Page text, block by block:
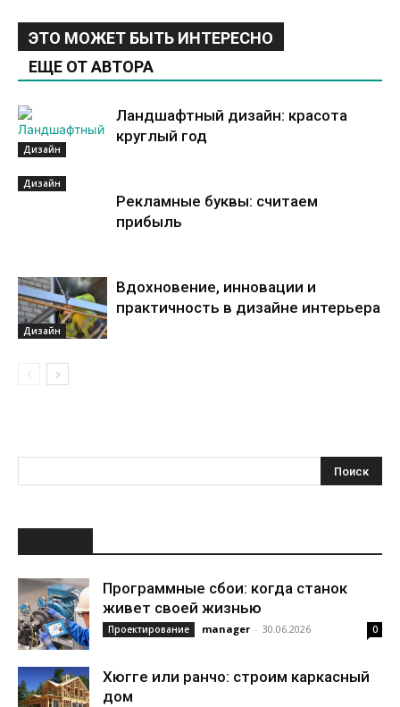
ЭТО МОЖЕТ БЫТЬ ИНТЕРЕСНО
ЕЩЕ ОТ АВТОРА
Дизайн
Ландшафтный дизайн: красота
круглый год
Дизайн
Рекламные буквы: считаем
прибыль
Дизайн
Вдохновение, инновации и
практичность в дизайне интерьера
Программные сбои: когда станок
живет своей жизнью
Проектирование manager - 30.06.2026 0
Хюгге или ранчо: строим каркасный
дом